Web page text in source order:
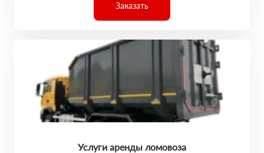
Заказать
Услуги аренды ломовоза